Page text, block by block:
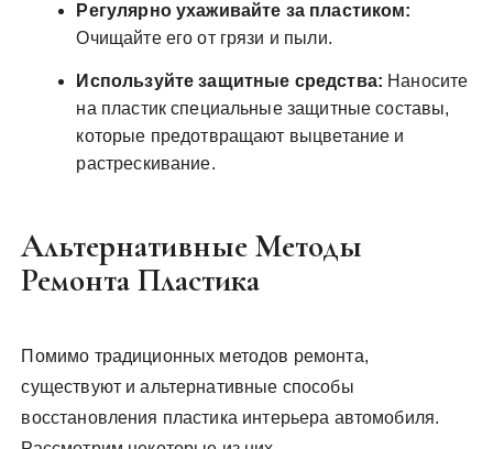
Регулярно ухаживайте за пластиком:
Очищайте его от грязи и пыли.
Используйте защитные средства: Наносите
на пластик специальные защитные составы,
которые предотвращают выцветание и
растрескивание.
Альтернативные Методы
Ремонта Пластика
Помимо традиционных методов ремонта,
существуют и альтернативные способы
восстановления пластика интерьера автомобиля.